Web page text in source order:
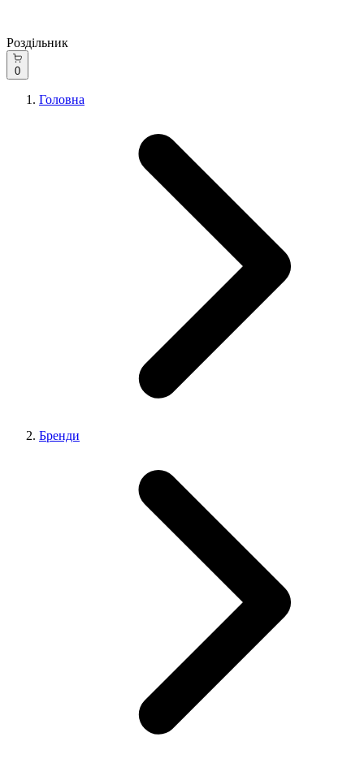
Роздільник
0
Головна
Бренди